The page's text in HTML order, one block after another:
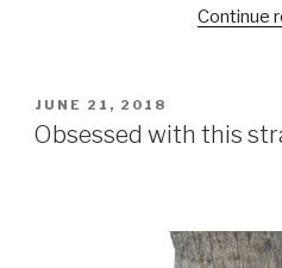
Continue
POSTED
ON
JUNE 21, 2018
Obsessed with this